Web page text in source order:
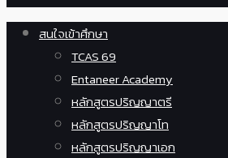
สนใจเข้าศึกษา
TCAS 69
Entaneer Academy
หลักสูตรปริญญาตรี
หลักสูตรปริญญาโท
หลักสูตรปริญญาเอก